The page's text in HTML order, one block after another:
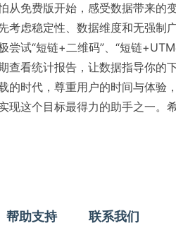
从免费版开始，感受数据带来的变
考虑稳定性、数据维度和无强制
尝试“短链+二维码”、“短链
查看统计报告，让数据指导你的
的时代，尊重用户的时间与体验
现这个目标最得力的助手之一。
帮助支持 联系我们